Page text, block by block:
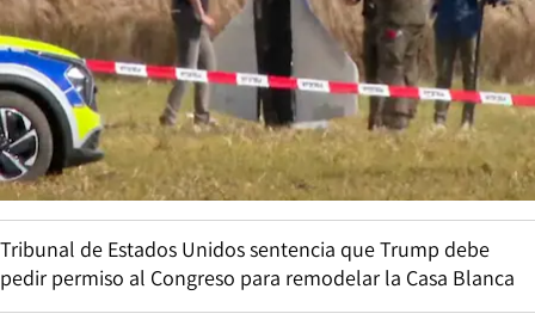
Tribunal de Estados Unidos sentencia que Trump debe
pedir permiso al Congreso para remodelar la Casa Blanca